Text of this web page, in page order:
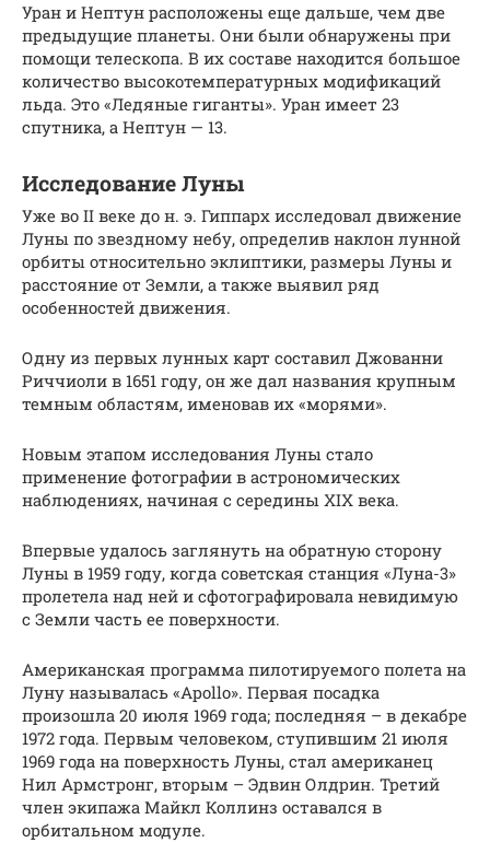
Уран и Нептун расположены еще дальше, чем две
предыдущие планеты. Они были обнаружены при
помощи телескопа. В их составе находится большое
количество высокотемпературных модификаций
льда. Это «Ледяные гиганты». Уран имеет 23
спутника, а Нептун — 13.
Исследование Луны
Уже во II веке до н. э. Гиппарх исследовал движение
Луны по звездному небу, определив наклон лунной
орбиты относительно эклиптики, размеры Луны и
расстояние от Земли, а также выявил ряд
особенностей движения.
Одну из первых лунных карт составил Джованни
Риччиоли в 1651 году, он же дал названия крупным
темным областям, именовав их «морями».
Новым этапом исследования Луны стало
применение фотографии в астрономических
наблюдениях, начиная с середины XIX века.
Впервые удалось заглянуть на обратную сторону
Луны в 1959 году, когда советская станция «Луна-3»
пролетела над ней и сфотографировала невидимую
с Земли часть ее поверхности.
Американская программа пилотируемого полета на
Луну называлась «Apollo». Первая посадка
произошла 20 июля 1969 года; последняя – в декабре
1972 года. Первым человеком, ступившим 21 июля
1969 года на поверхность Луны, стал американец
Нил Армстронг, вторым – Эдвин Олдрин. Третий
член экипажа Майкл Коллинз оставался в
орбитальном модуле.